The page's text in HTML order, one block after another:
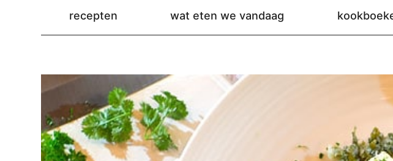
recepten wat eten we vandaag